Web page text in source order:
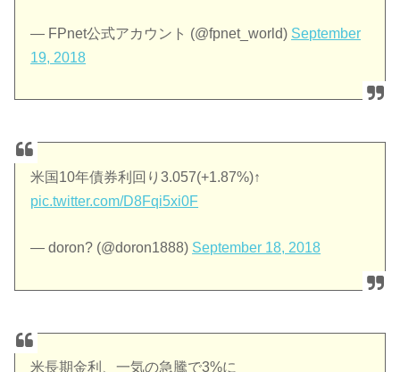
— FPnet公式アカウント (@fpnet_world) September
19, 2018
米国10年債券利回り3.057(+1.87%)↑
pic.twitter.com/D8Fqi5xi0F
— doron? (@doron1888) September 18, 2018
米長期金利、一気の急騰で3%に